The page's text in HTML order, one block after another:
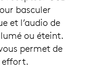
basculer
et l’audio de
ou éteint.
permet de
effort.